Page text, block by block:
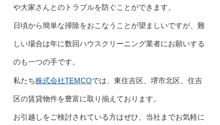
や大家さんとのトラブルを防ぐことができます。
日頃から簡単な掃除をおこなうことが望ましいですが、難
しい場合は年に数回ハウスクリーニング業者にお願いする
のも一つの手です。
私たち株式会社TEMCOでは、東住吉区、堺市北区、住吉
区の賃貸物件を豊富に取り揃えております。
お引越しをご検討されている方はぜひ、当社までお気軽に